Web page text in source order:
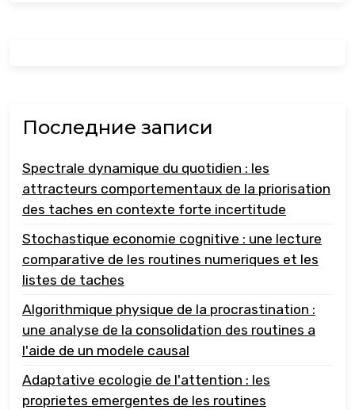
Последние записи
Spectrale dynamique du quotidien : les
attracteurs comportementaux de la priorisation
des taches en contexte forte incertitude
Stochastique economie cognitive : une lecture
comparative de les routines numeriques et les
listes de taches
Algorithmique physique de la procrastination :
une analyse de la consolidation des routines a
l'aide de un modele causal
Adaptative ecologie de l'attention : les
proprietes emergentes de les routines